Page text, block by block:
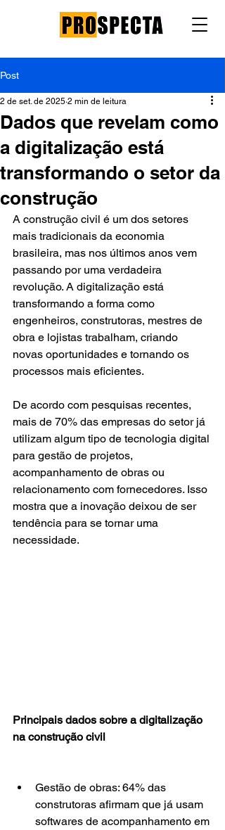
Post
Dados que revelam como
a digitalização está
transformando o setor da
construção
2 de set. de 2025 2 min de leitura
A construção civil é um dos setores
mais tradicionais da economia
brasileira, mas nos últimos anos vem
passando por uma verdadeira
revolução. A digitalização está
transformando a forma como
engenheiros, construtoras, mestres de
obra e lojistas trabalham, criando
novas oportunidades e tornando os
processos mais eficientes.
De acordo com pesquisas recentes,
mais de 70% das empresas do setor já
utilizam algum tipo de tecnologia digital
para gestão de projetos,
acompanhamento de obras ou
relacionamento com fornecedores. Isso
mostra que a inovação deixou de ser
tendência para se tornar uma
necessidade.
Principais dados sobre a digitalização
na construção civil
Gestão de obras: 64% das
construtoras afirmam que já usam
softwares de acompanhamento em